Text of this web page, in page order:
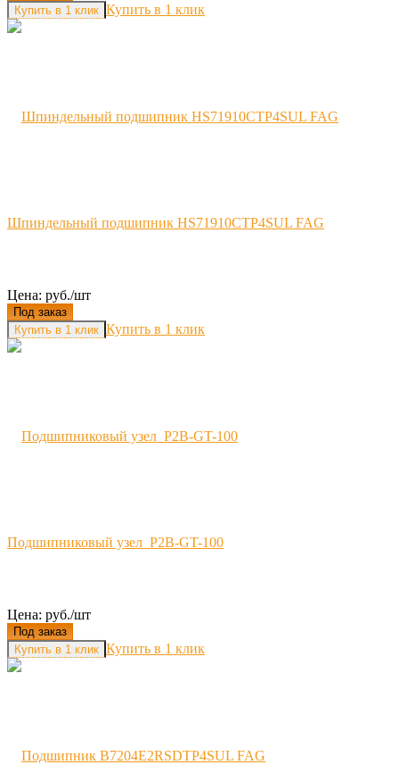
Купить в 1 клик
Шпиндельный подшипник HS71910CTP4SUL FAG
Цена: руб./шт
Под заказ
Купить в 1 клик
Подшипниковый узел P2B-GT-100
Цена: руб./шт
Под заказ
Купить в 1 клик